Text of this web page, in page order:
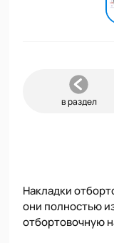
в раздел
Накладки
они полностью
отбортовочную